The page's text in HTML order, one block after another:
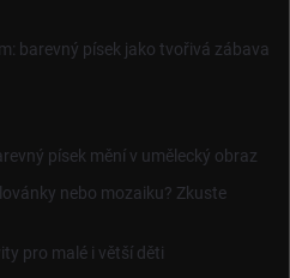
barevný písek jako tvořivá zábava
písek mění v umělecký obraz
nebo mozaiku? Zkuste
pro malé i větší děti